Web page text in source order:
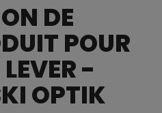
DE
POUR
-
OPTIK